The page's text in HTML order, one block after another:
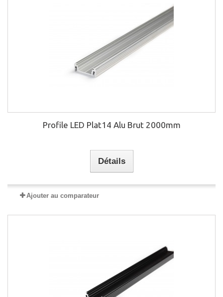
Profile LED Plat14 Alu Brut 2000mm
Détails
Ajouter au comparateur